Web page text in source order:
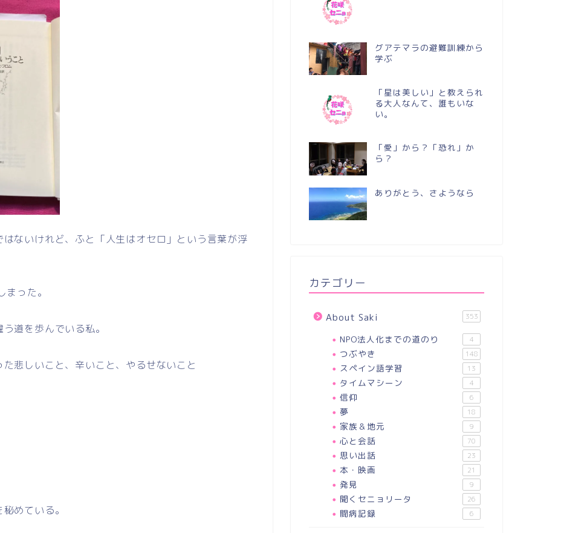
ないけれど、ふと「人生はオセロ」という言葉が浮
った。
道を歩んでいる私。
悲しいこと、辛いこと、やるせないこと
めている。
グアテマラの避難訓練から
学ぶ
「星は美しい」と教えられ
る大人なんて、誰もいな
い。
「愛」から？「恐れ」か
ら？
ありがとう、さようなら
カテゴリー
About Saki 353
NPO法人化までの道のり 4
つぶやき 148
スペイン語学習 13
タイムマシーン 4
信仰 6
夢 18
家族＆地元 9
心と会話 70
思い出話 23
本・映画 21
発見 9
聞くセニョリータ 26
闘病記録 6